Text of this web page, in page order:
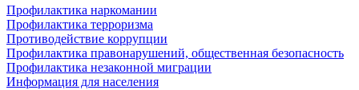
Профилактика наркомании
Профилактика терроризма
Противодействие коррупции
Профилактика правонарушений, общественная безопасность
Профилактика незаконной миграции
Информация для населения